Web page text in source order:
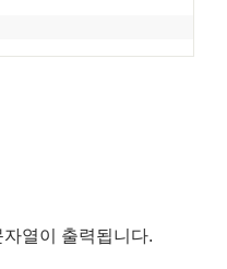
열이 출력됩니다.